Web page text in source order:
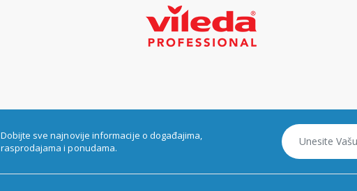
Dobijte sve najnovije informacije o događajima,
rasprodajama i ponudama.